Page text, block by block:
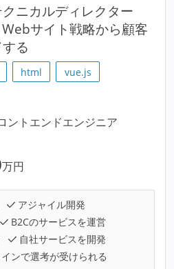
ニカルディレクター
Webサイト戦略から顧客
る
html
vue.js
ントエンドエンジニア
万円
アジャイル開発
B2Cのサービスを運営
自社サービスを開発
ンで選考が受けられる